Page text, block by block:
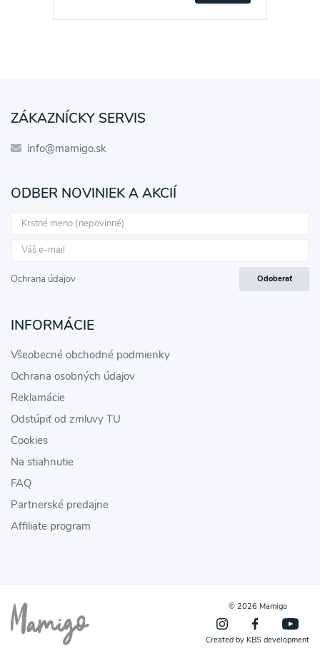
ZÁKAZNÍCKY SERVIS
info@mamigo.sk
ODBER NOVINIEK A AKCIÍ
Ochrana údajov Odoberať
INFORMÁCIE
Všeobecné obchodné podmienky
Ochrana osobných údajov
Reklamácie
Odstúpiť od zmluvy TU
Cookies
Na stiahnutie
FAQ
Partnerské predajne
Affiliate program
© 2026 Mamigo
Created by KBS development